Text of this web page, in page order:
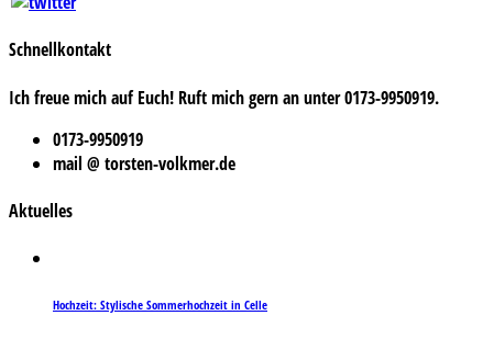
Schnellkontakt
Ich freue mich auf Euch! Ruft mich gern an unter 0173-9950919.
0173-9950919
mail @ torsten-volkmer.de
Aktuelles
Hochzeit: Stylische Sommerhochzeit in Celle